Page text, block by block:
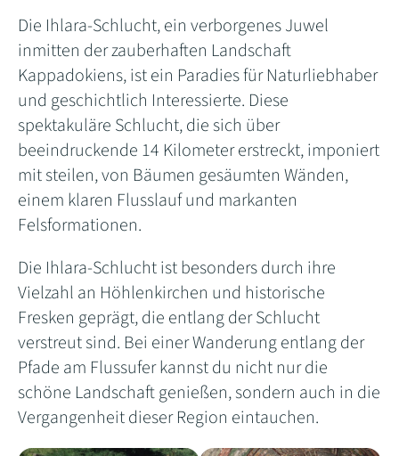
Die Ihlara-Schlucht, ein verborgenes Juwel
inmitten der zauberhaften Landschaft
Kappadokiens, ist ein Paradies für Naturliebhaber
und geschichtlich Interessierte. Diese
spektakuläre Schlucht, die sich über
beeindruckende 14 Kilometer erstreckt, imponiert
mit steilen, von Bäumen gesäumten Wänden,
einem klaren Flusslauf und markanten
Felsformationen.
Die Ihlara-Schlucht ist besonders durch ihre
Vielzahl an Höhlenkirchen und historische
Fresken geprägt, die entlang der Schlucht
verstreut sind. Bei einer Wanderung entlang der
Pfade am Flussufer kannst du nicht nur die
schöne Landschaft genießen, sondern auch in die
Vergangenheit dieser Region eintauchen.